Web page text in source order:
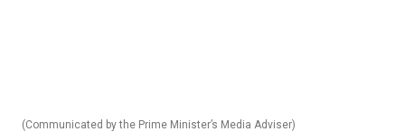
​(Com­municated by the Prime Minis­ter’s Media Ad­vis­er)